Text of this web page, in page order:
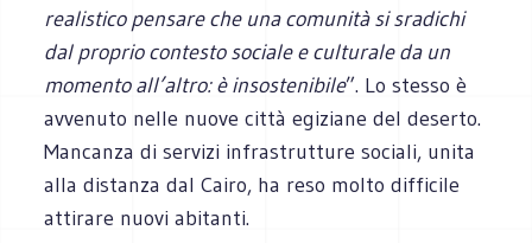
realistico pensare che una comunità si sradichi
dal proprio contesto sociale e culturale da un
momento all’altro: è insostenibile”. Lo stesso è
avvenuto nelle nuove città egiziane del deserto.
Mancanza di servizi infrastrutture sociali, unita
alla distanza dal Cairo, ha reso molto difficile
attirare nuovi abitanti.